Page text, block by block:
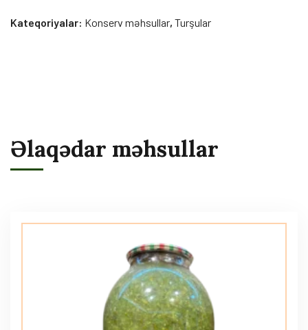
Kateqoriyalar: Konserv məhsullar, Turşular
Əlaqədar məhsullar